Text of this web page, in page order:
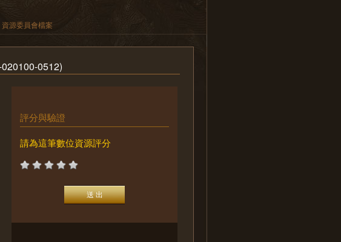
資源委員會檔案
0512)
評分與驗證
請為這筆數位資源評分